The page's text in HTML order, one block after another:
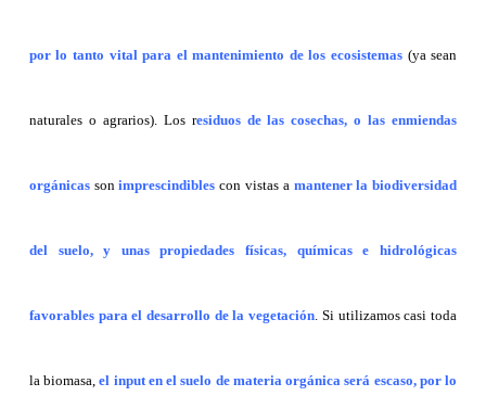
por lo tanto vital para el mantenimiento de los ecosistemas(ya sean
naturales o agrarios). Los residuos de las cosechas, o las enmiendas
orgánicassonimprescindiblescon vistas a mantener la biodiversidad
del suelo, y unas propiedades físicas, químicas e hidrológicas
favorables para el desarrollo de la vegetación. Si utilizamos casi toda
la biomasa, el input en el suelo de materia orgánica será escaso, por lo